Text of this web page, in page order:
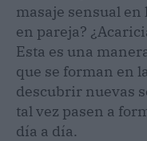
masaje sensual en
en pareja?
Esta es una
que se forman en
descubrir nuevas
tal vez pasen a
día a día.